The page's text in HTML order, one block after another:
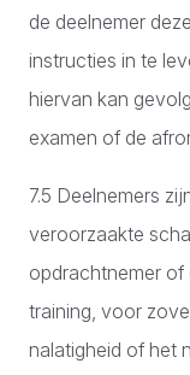
de deelnemer
instructies in te
hiervan kan
examen of de
7.5 Deelnemers
veroorzaakte
opdrachtnemer of
training, voor
nalatigheid of het